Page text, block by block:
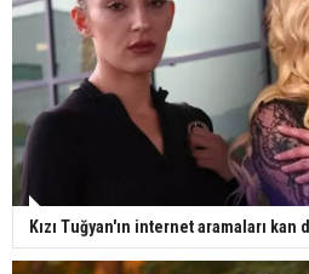
Kızı Tuğyan'ın internet aramaları kan